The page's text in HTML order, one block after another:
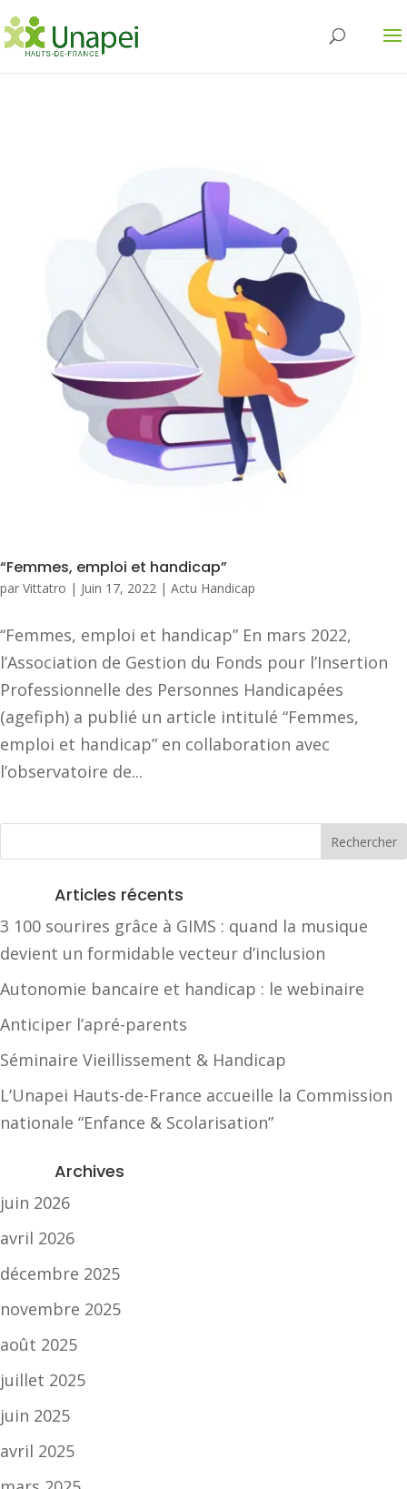
“Femmes, emploi et handicap”
par Vittatro | Juin 17, 2022 | Actu Handicap
“Femmes, emploi et handicap” En mars 2022,
l’Association de Gestion du Fonds pour l’Insertion
Professionnelle des Personnes Handicapées
(agefiph) a publié un article intitulé “Femmes,
emploi et handicap” en collaboration avec
l’observatoire de...
Articles récents
3 100 sourires grâce à GIMS : quand la musique
devient un formidable vecteur d’inclusion
Autonomie bancaire et handicap : le webinaire
Anticiper l’apré-parents
Séminaire Vieillissement & Handicap
L’Unapei Hauts-de-France accueille la Commission
nationale “Enfance & Scolarisation”
Archives
juin 2026
avril 2026
décembre 2025
novembre 2025
août 2025
juillet 2025
juin 2025
avril 2025